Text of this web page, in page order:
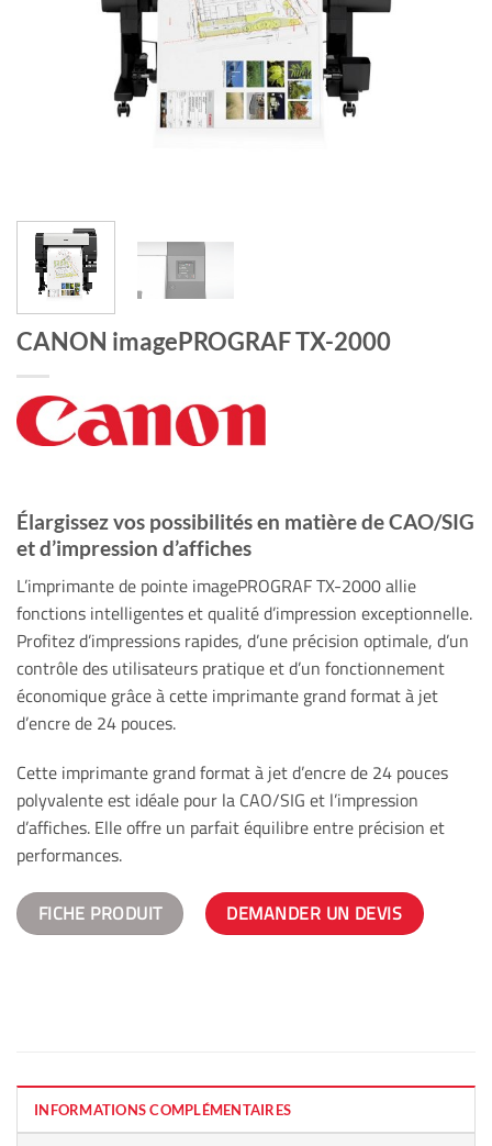
CANON imagePROGRAF TX-2000
Élargissez vos possibilités en matière de CAO/SIG
et d’impression d’affiches
L’imprimante de pointe imagePROGRAF TX-2000 allie
fonctions intelligentes et qualité d’impression exceptionnelle.
Profitez d’impressions rapides, d’une précision optimale, d’un
contrôle des utilisateurs pratique et d’un fonctionnement
économique grâce à cette imprimante grand format à jet
d’encre de 24 pouces.
Cette imprimante grand format à jet d’encre de 24 pouces
polyvalente est idéale pour la CAO/SIG et l’impression
d’affiches. Elle offre un parfait équilibre entre précision et
performances.
FICHE PRODUIT DEMANDER UN DEVIS
INFORMATIONS COMPLÉMENTAIRES